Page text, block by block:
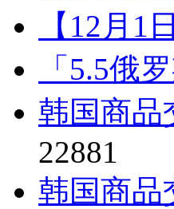
【12月1
「5.5俄
韩国商品
22881
韩国商品